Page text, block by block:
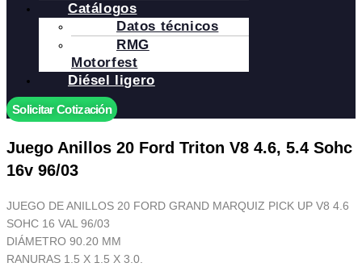
Catálogos
Datos técnicos
RMG
Motorfest
Diésel ligero
Solicitar Cotización
Juego Anillos 20 Ford Triton V8 4.6, 5.4 Sohc
16v 96/03
JUEGO DE ANILLOS 20 FORD GRAND MARQUIZ PICK UP V8 4.6
SOHC 16 VAL 96/03
DIÁMETRO 90.20 MM
RANURAS 1.5 X 1.5 X 3.0.